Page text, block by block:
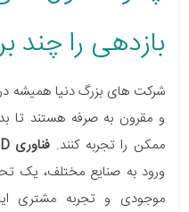
بازدهی را چند
شرکت های بزرگ دنیا همیشه
و مقرون به صرفه هستند تا
ممکن را تجربه کنند. فناوری RFID
ورود به صنایع مختلف، یک
موجودی و تجربه مشتری